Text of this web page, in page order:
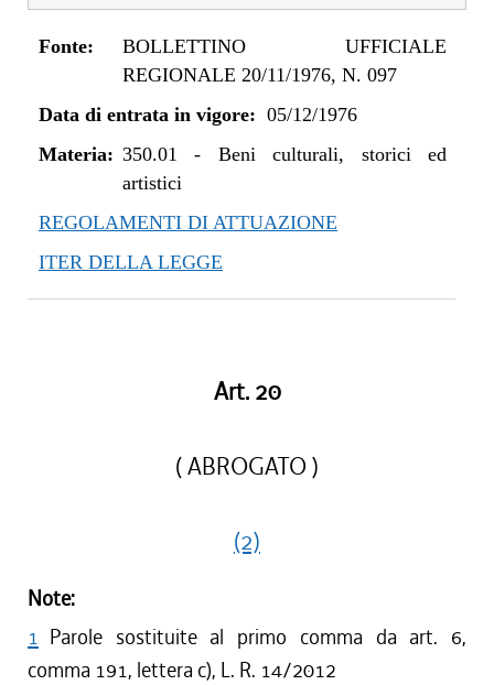
Fonte:
BOLLETTINO UFFICIALE
REGIONALE 20/11/1976, N. 097
Data di entrata in vigore: 05/12/1976
Materia: 350.01 - Beni culturali, storici ed
artistici
REGOLAMENTI DI ATTUAZIONE
ITER DELLA LEGGE
Art. 20
( ABROGATO )
(2)
Note:
1 Parole sostituite al primo comma da art. 6,
comma 191, lettera c), L. R. 14/2012